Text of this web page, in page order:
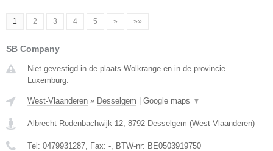
1 2 3 4 5 » »»
SB Company
Niet gevestigd in de plaats Wolkrange en in de provincie
Luxemburg.
West-Vlaanderen » Desselgem Google maps ▼
Albrecht Rodenbachwijk 12, 8792 Desselgem (West-Vlaanderen)
Tel: 0479931287, Fax: -, BTW-nr: BE0503919750